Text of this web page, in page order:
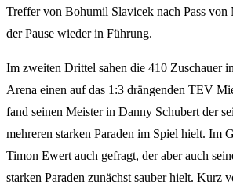
Treffer von Bohumil Slavicek nach Pass
der Pause wieder in Führung.
Im zweiten Drittel sahen die 410 Zuschauer
Arena einen auf das 1:3 drängenden TEV
fand seinen Meister in Danny Schubert der
mehreren starken Paraden im Spiel hielt. Im
Timon Ewert auch gefragt, der aber auch
starken Paraden zunächst sauber hielt. Kurz